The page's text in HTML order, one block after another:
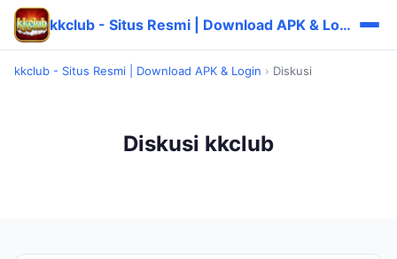
kkclub - Situs Resmi | Download APK & Login
kkclub - Situs Resmi | Download APK & Login › Diskusi
Diskusi kkclub